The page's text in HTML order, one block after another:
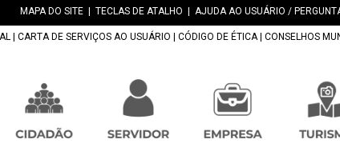
MAPA DO SITE TECLAS DE ATALHO AJUDA AO USUÁRIO /
CARTA DE SERVIÇOS AO USUÁRIO CÓDIGO DE ÉTICA| CONSELHOS